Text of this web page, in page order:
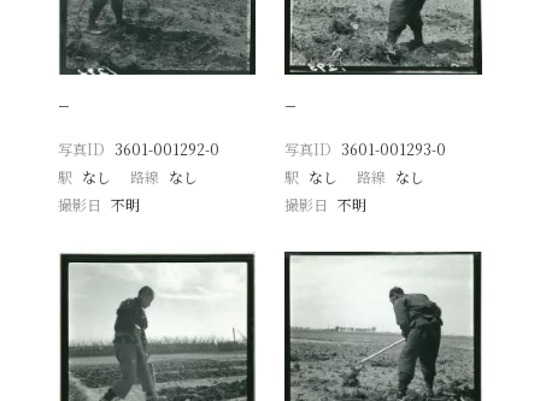
−
写真ID 3601-001292-0
駅 なし 路線 なし
撮影日
不明
−
写真ID 3601-001293-0
駅 なし 路線 なし
撮影日 不明